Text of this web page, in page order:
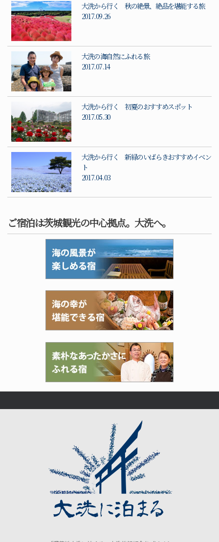
大洗から行く 秋の絶景、絶品を堪能する旅
2017.09.26
大洗の海自然にふれる旅
2017.07.14
大洗から行く 初夏のおすすめスポット
2017.05.30
大洗から行く 新緑のいばらきおすすめイベン
ト
2017.04.03
ご宿泊は茨城観光の中心拠点。大洗へ。